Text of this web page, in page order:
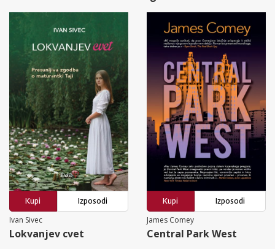
Kupi
Izposodi
Ivan Sivec
Lokvanjev cvet
Kupi
Izposodi
James Comey
Central Park West